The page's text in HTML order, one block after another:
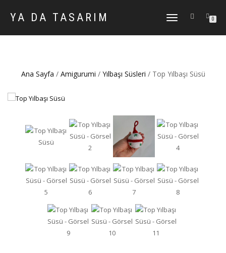
YA DA TASARIM
DOLAŞIMI
0
Ana Sayfa / Amigurumi / Yılbaşı Süsleri / Top Yılbaşı Süsü